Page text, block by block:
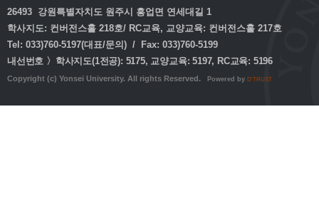
26493 강원특별자치도 원주시 흥업면 연세대길 1
학사지도: 컨버전스홀 218호/ RC교육, 교양교육: 컨버전스홀 217호
Tel: 033)760-5197(대표/문의) / Fax: 033)760-5199
내선번호 〉학사지도(1전공): 5175, 교양교육: 5197, RC교육: 5196
Copyright (c) Yonsei University. All rights Reserved. Powered by D'TRUST